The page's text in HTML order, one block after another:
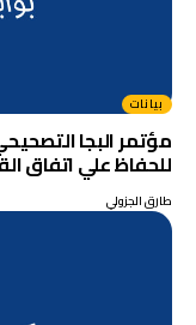
بيانات
مؤتمر البجا
للحفاظ علي اتفاق
طارق الجزولي